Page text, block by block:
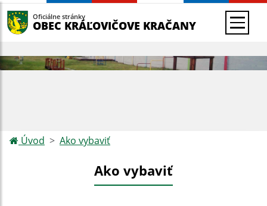
Oficiálne stránky
OBEC KRÁĽOVIČOVE KRAČANY
Úvod Ako vybaviť
Ako vybaviť